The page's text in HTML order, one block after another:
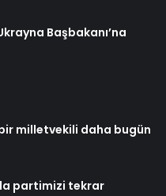
Başbakanı’na
bir milletvekili daha bugün
partimizi tekrar